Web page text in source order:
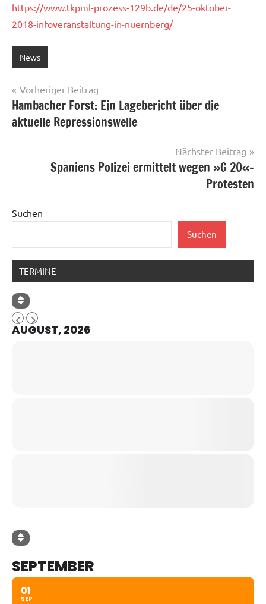
https://www.tkpml-prozess-129b.de/de/25-oktober-
2018-infoveranstaltung-in-nuernberg/
News
Beitragsnavigation
Vorheriger Beitrag
Hambacher Forst: Ein Lagebericht über die
aktuelle Repressionswelle
Nächster Beitrag
Spaniens Polizei ermittelt wegen »G 20«-
Protesten
Suchen
Suchen
TERMINE
AUGUST, 2026
SEPTEMBER
01
SEP